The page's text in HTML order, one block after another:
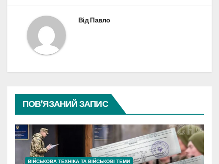
ВідПавло
ПОВ’ЯЗАНИЙ ЗАПИС
ВІЙСЬКОВА ТЕХНІКА ТА ВІЙСЬКОВІ ТЕМИ